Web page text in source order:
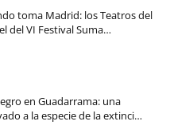
toma Madrid: los Teatros del
del VI Festival Suma…
en Guadarrama: una
a la especie de la extinci…